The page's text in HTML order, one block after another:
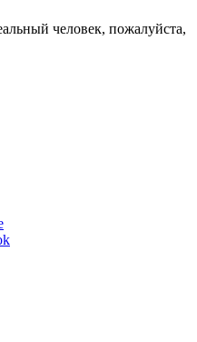
человек, пожалуйста,